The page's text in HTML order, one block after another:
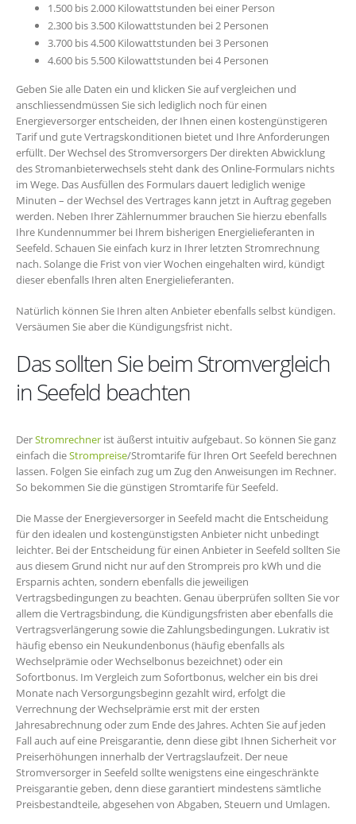
1.500 bis 2.000 Kilowattstunden bei einer Person
2.300 bis 3.500 Kilowattstunden bei 2 Personen
3.700 bis 4.500 Kilowattstunden bei 3 Personen
4.600 bis 5.500 Kilowattstunden bei 4 Personen
Geben Sie alle Daten ein und klicken Sie auf vergleichen und
anschliessendmüssen Sie sich lediglich noch für einen
Energieversorger entscheiden, der Ihnen einen kostengünstigeren
Tarif und gute Vertragskonditionen bietet und Ihre Anforderungen
erfüllt. Der Wechsel des Stromversorgers Der direkten Abwicklung
des Stromanbieterwechsels steht dank des Online-Formulars nichts
im Wege. Das Ausfüllen des Formulars dauert lediglich wenige
Minuten – der Wechsel des Vertrages kann jetzt in Auftrag gegeben
werden. Neben Ihrer Zählernummer brauchen Sie hierzu ebenfalls
Ihre Kundennummer bei Ihrem bisherigen Energielieferanten in
Seefeld. Schauen Sie einfach kurz in Ihrer letzten Stromrechnung
nach. Solange die Frist von vier Wochen eingehalten wird, kündigt
dieser ebenfalls Ihren alten Energielieferanten.
Natürlich können Sie Ihren alten Anbieter ebenfalls selbst kündigen.
Versäumen Sie aber die Kündigungsfrist nicht.
Das sollten Sie beim Stromvergleich
in Seefeld beachten
DerStromrechner ist äußerst intuitiv aufgebaut. So können Sie ganz
einfach dieStrompreise/Stromtarife für Ihren Ort Seefeld berechnen
lassen. Folgen Sie einfach zug um Zug den Anweisungen im Rechner.
So bekommen Sie die günstigen Stromtarife für Seefeld.
Die Masse der Energieversorger in Seefeld macht die Entscheidung
für den idealen und kostengünstigsten Anbieter nicht unbedingt
leichter. Bei der Entscheidung für einen Anbieter in Seefeld sollten Sie
aus diesem Grund nicht nur auf den Strompreis pro kWh und die
Ersparnis achten, sondern ebenfalls die jeweiligen
Vertragsbedingungen zu beachten. Genau überprüfen sollten Sie vor
allem die Vertragsbindung, die Kündigungsfristen aber ebenfalls die
Vertragsverlängerung sowie die Zahlungsbedingungen. Lukrativ ist
häufig ebenso ein Neukundenbonus (häufig ebenfalls als
Wechselprämie oder Wechselbonus bezeichnet) oder ein
Sofortbonus. Im Vergleich zum Sofortbonus, welcher ein bis drei
Monate nach Versorgungsbeginn gezahlt wird, erfolgt die
Verrechnung der Wechselprämie erst mit der ersten
Jahresabrechnung oder zum Ende des Jahres. Achten Sie auf jeden
Fall auch auf eine Preisgarantie, denn diese gibt Ihnen Sicherheit vor
Preiserhöhungen innerhalb der Vertragslaufzeit. Der neue
Stromversorger in Seefeld sollte wenigstens eine eingeschränkte
Preisgarantie geben, denn diese garantiert mindestens sämtliche
Preisbestandteile, abgesehen von Abgaben, Steuern und Umlagen.